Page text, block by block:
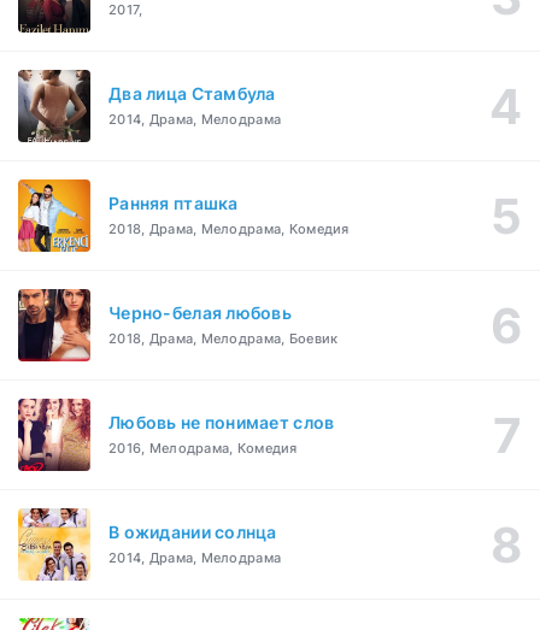
2017,
Два лица Стамбула
2014, Драма, Мелодрама
Ранняя пташка
2018, Драма, Мелодрама, Комедия
Черно-белая любовь
2018, Драма, Мелодрама, Боевик
Любовь не понимает слов
2016, Мелодрама, Комедия
В ожидании солнца
2014, Драма, Мелодрама